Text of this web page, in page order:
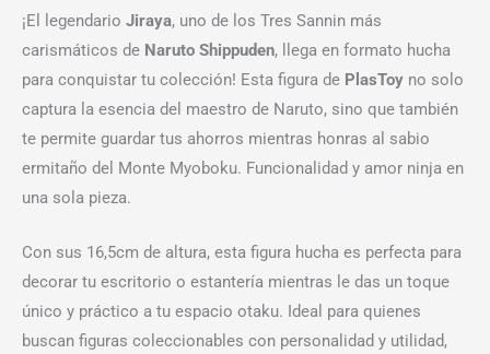
¡El legendario Jiraya, uno de los Tres Sannin más
carismáticos de Naruto Shippuden, llega en formato hucha
para conquistar tu colección! Esta figura de PlasToy no solo
captura la esencia del maestro de Naruto, sino que también
te permite guardar tus ahorros mientras honras al sabio
ermitaño del Monte Myoboku. Funcionalidad y amor ninja en
una sola pieza.
Con sus 16,5cm de altura, esta figura hucha es perfecta para
decorar tu escritorio o estantería mientras le das un toque
único y práctico a tu espacio otaku. Ideal para quienes
buscan figuras coleccionables con personalidad y utilidad,